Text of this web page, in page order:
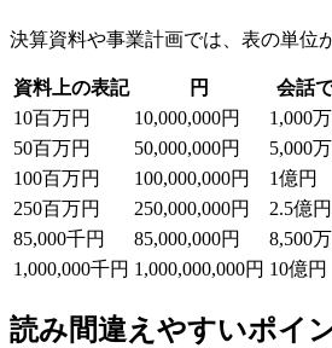
決算資料や事業計画では、表の単位
資料上の表記 円
会話
10百万円
10,000,000円
1,000
50百万円
50,000,000円
5,000
100百万円
100,000,000円
1億円
250百万円
250,000,000円
2.5億円
85,000千円
85,000,000円
8,500
1,000,000千円 1,000,000,000円 10億円
読み間違えやすいポイ